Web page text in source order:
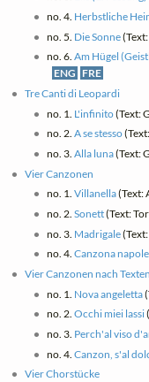
no. 4. Herbstliche
no. 5. Die Sonne(Text:
no. 6. Am Hügel
ENG FRE
Tre Canti di Leopardi
no. 1. L'infinito(Text:
no. 2. A se stesso
no. 3. Alla luna(Text:
Vier Canzonen
no. 1. Villanella(Text:
no. 2. Sonett(Text:
no. 3. Madrigale
no. 4. Canzona
Vier Canzonen nach
no. 1. Nova angeletta
no. 2. Occhi miei lassi
no. 3. Perch'al viso
no. 4. Canzon, s'al
Vier Chorstücke